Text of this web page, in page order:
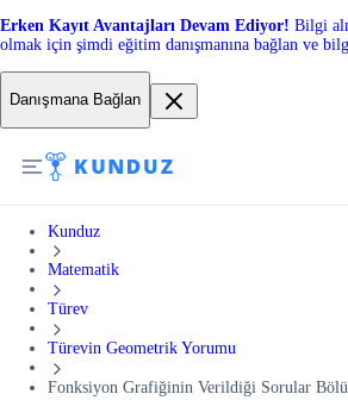
Erken Kayıt Avantajları Devam Ediyor! Bilgi
olmak için şimdi eğitim danışmanına bağlan ve
Danışmana Bağlan
Kunduz
Matematik
Türev
Türevin Geometrik Yorumu
Fonksiyon Grafiğinin Verildiği Sorular